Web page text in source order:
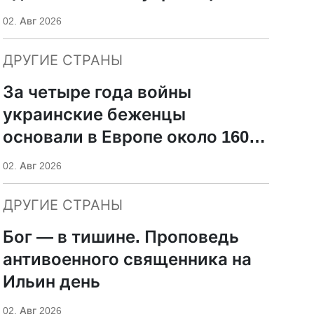
невыносимой”
02. Авг 2026
ДРУГИЕ СТРАНЫ
За четыре года войны
украинские беженцы
основали в Европе около 160
баптистских церквей
02. Авг 2026
ДРУГИЕ СТРАНЫ
Бог — в тишине. Проповедь
антивоенного священника на
Ильин день
02. Авг 2026